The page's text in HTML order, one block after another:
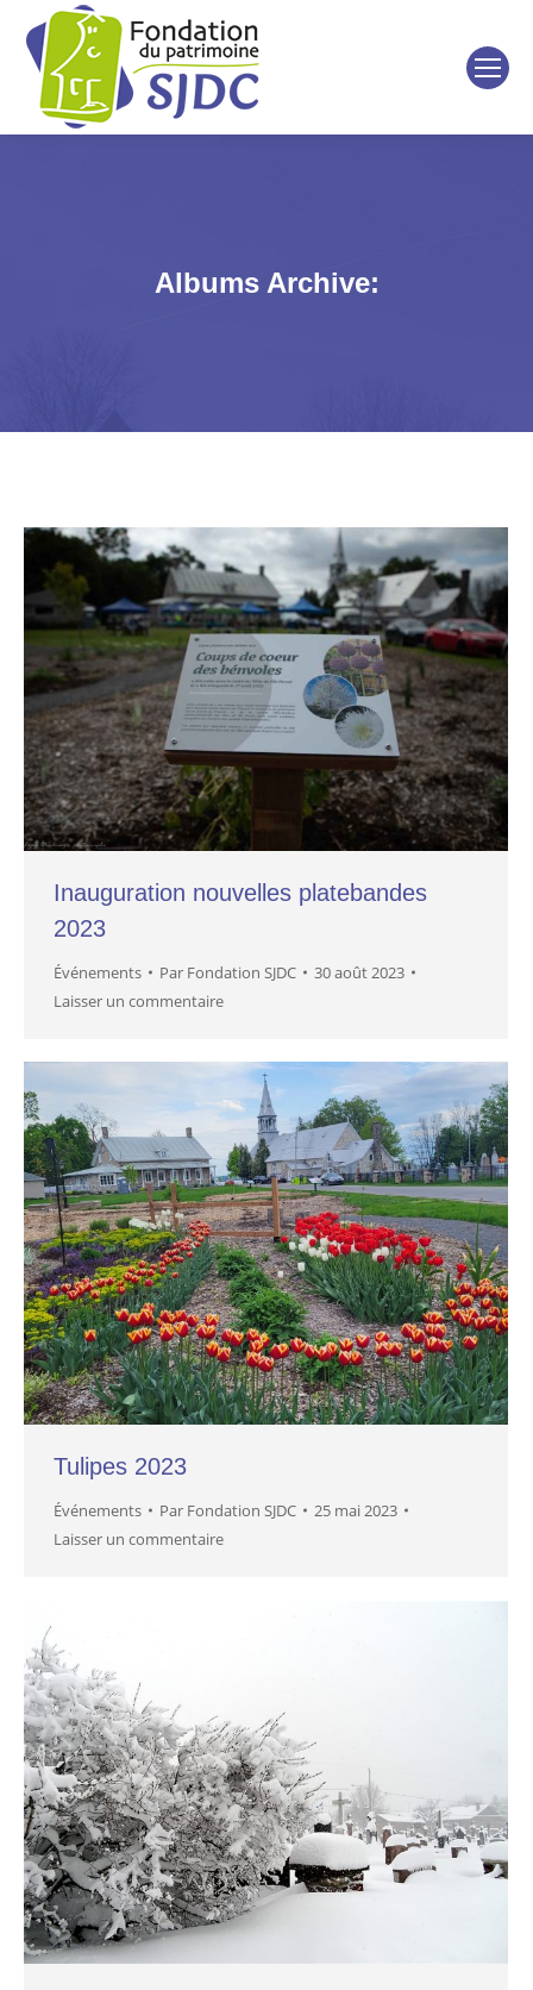
Albums Archive:
Inauguration nouvelles platebandes
2023
Événements Par Fondation SJDC
30 août 2023
Laisser un commentaire
Tulipes 2023
Événements Par Fondation SJDC
25 mai 2023
Laisser un commentaire